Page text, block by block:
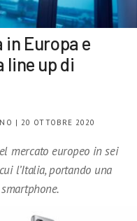
Europa e
line up di
| 20 OTTOBRE 2020
mercato europeo in sei
l’Italia, portando una